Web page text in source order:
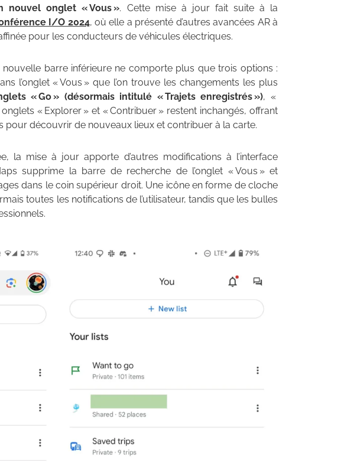
nouvel onglet « Vous ». Cette mise à jour fait suite à la
I/O 2024, où elle a présenté d’autres avancées AR à
pour les conducteurs de véhicules électriques.
nouvelle barre inférieure ne comporte plus que trois options :
l’onglet « Vous » que l’on trouve les changements les plus
« Go » (désormais intitulé « Trajets enregistrés »), «
« Explorer » et « Contribuer » restent inchangés, offrant
pour découvrir de nouveaux lieux et contribuer à la carte.
la mise à jour apporte d’autres modifications à l’interface
supprime la barre de recherche de l’onglet « Vous » et
dans le coin supérieur droit. Une icône en forme de cloche
toutes les notifications de l’utilisateur, tandis que les bulles